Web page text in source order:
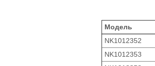
Модель
NK1012352
NK1012353